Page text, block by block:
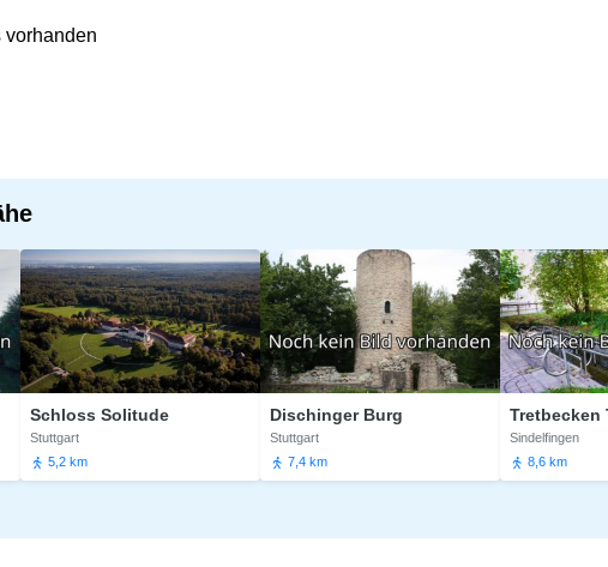
vorhanden
Solitude
5,2 km
Dischinger Burg
7,4 km
Tretbecken
Sindelfingen
8,6 km